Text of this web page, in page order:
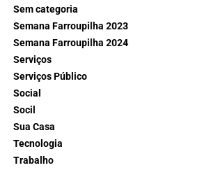
Sem categoria
Semana Farroupilha 2023
Semana Farroupilha 2024
Serviços
Serviços Público
Social
Socil
Sua Casa
Tecnologia
Trabalho